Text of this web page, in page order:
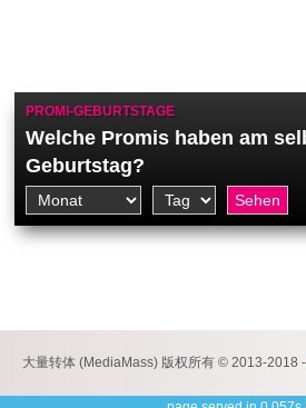
PROMI-GEBURTSTAGE
Welche Promis haben am
Geburtstag?
大量转体 (MediaMass) 版权所有 © 2013-2018 -